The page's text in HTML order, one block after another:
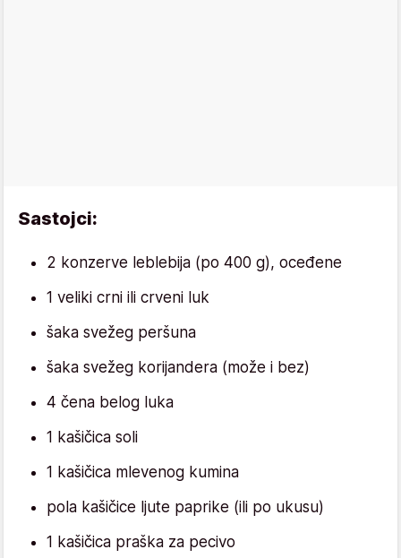
Sastojci:
2 konzerve leblebija (po 400 g), oceđene
1 veliki crni ili crveni luk
šaka svežeg peršuna
šaka svežeg korijandera (može i bez)
4 čena belog luka
1 kašičica soli
1 kašičica mlevenog kumina
pola kašičice ljute paprike (ili po ukusu)
1 kašičica praška za pecivo